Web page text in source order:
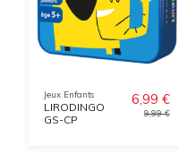
Jeux Enfants
LIRODINGO
GS-CP
6,99 €
9,99 €